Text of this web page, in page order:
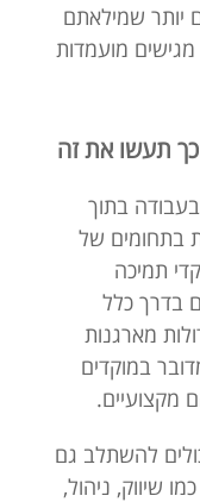
יותר שמילאתם
מגישים מועמדות
תעשו את זה
בתוך
בתחומים של
תמיכה
בדרך כלל
מארגנות
במוקדים
מקצועיים.
להשתלב גם
שיווק, ניהול,